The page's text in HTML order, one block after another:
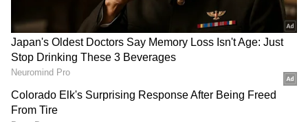
కడెం ప్రాజెక్టు వద్ద పరిస్థితిని మంత్రి ఇంద్రకరణ్ రెడ్డి కూడా
తెలుసుకున్నారు. కడెం ప్రాజెక్టుకు దిగువన ఉన్న 25 గ్రామాల
ప్రజలు సురక్షిత ప్రాంతాలకు వెళ్లాలని అధికారులు
RECOMMENDED STORIES